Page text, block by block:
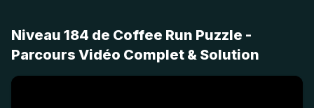
Niveau 184 de Coffee Run Puzzle -
Parcours Vidéo Complet & Solution